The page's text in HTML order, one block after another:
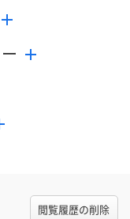
閲覧履歴の削除